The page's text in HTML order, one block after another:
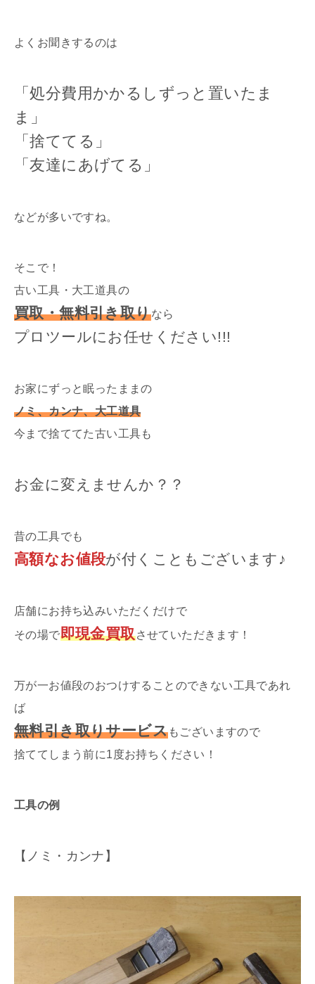
よくお聞きするのは
「処分費用かかるしずっと置いたま
ま」
「捨ててる」
「友達にあげてる」
などが多いですね。
そこで！
古い工具・大工道具の
買取・無料引き取りなら
プロツールにお任せください!!!
お家にずっと眠ったままの
ノミ、カンナ、大工道具
今まで捨ててた古い工具も
お金に変えませんか？？
昔の工具でも
高額なお値段が付くこともございます ♪
店舗にお持ち込みいただくだけで
その場で即現金買取させていただきます！
万が一お値段のおつけすることのできない工具であれ
ば
無料引き取りサービスもございますので
捨ててしまう前に1度お持ちください！
工具の例
【ノミ・カンナ】